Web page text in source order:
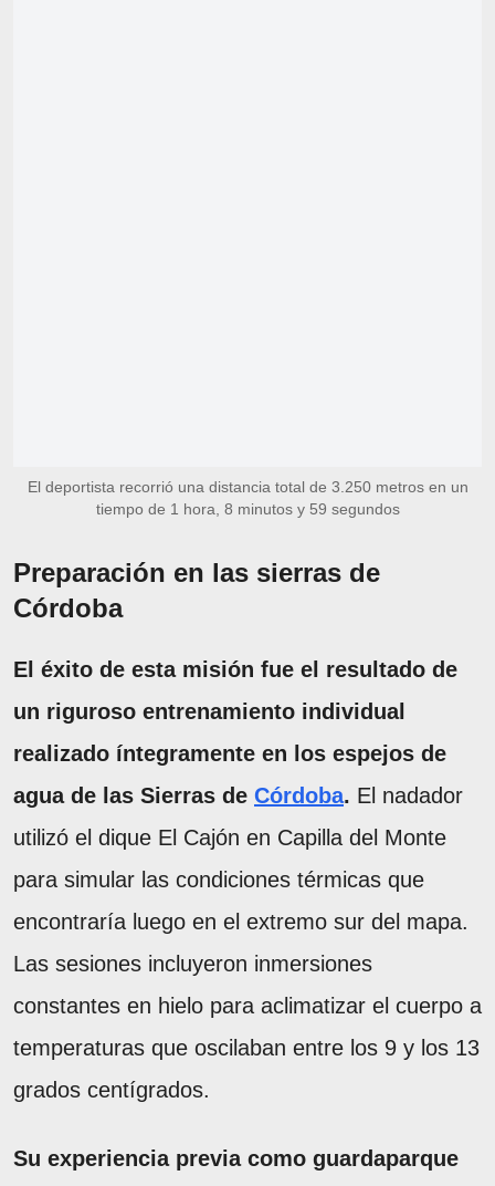
El deportista recorrió una distancia total de 3.250 metros en un
tiempo de 1 hora, 8 minutos y 59 segundos
Preparación en las sierras de
Córdoba
El éxito de esta misión fue el resultado de
un riguroso entrenamiento individual
realizado íntegramente en los espejos de
agua de las Sierras de Córdoba. El nadador
utilizó el dique El Cajón en Capilla del Monte
para simular las condiciones térmicas que
encontraría luego en el extremo sur del mapa.
Las sesiones incluyeron inmersiones
constantes en hielo para aclimatizar el cuerpo a
temperaturas que oscilaban entre los 9 y los 13
grados centígrados.
Su experiencia previa como guardaparque